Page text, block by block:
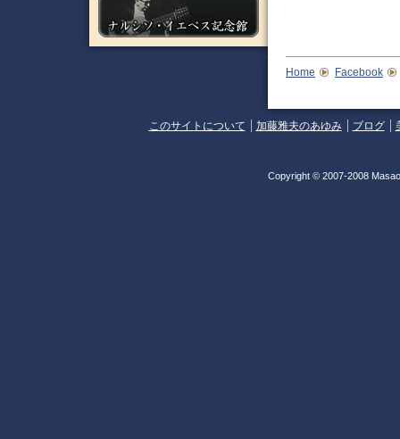
Home Facebook
このサイトについて 加藤雅夫のあゆみ ブログ
Copyright © 2007-2008